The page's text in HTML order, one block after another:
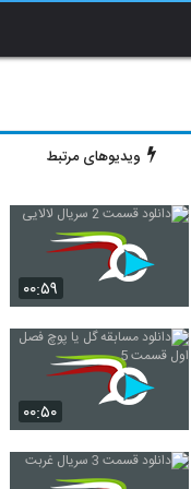
ویدیوهای مرتبط
۰۰:۵۹
۰۰:۵۰